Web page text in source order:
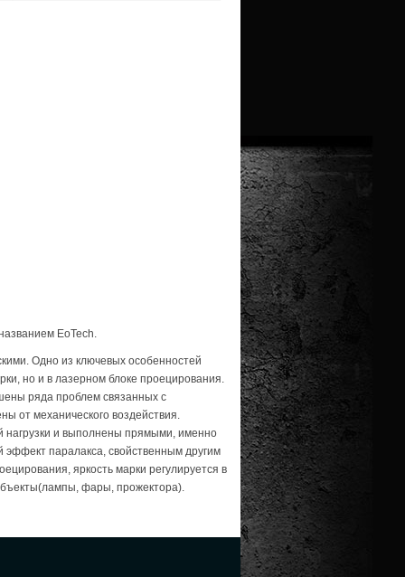
EoTech.
Одно из ключевых особенностей
но и в лазерном блоке проецирования.
ряда проблем связанных с
от механического воздействия.
нагрузки и выполнены прямыми, именно
эффект паралакса, свойственным другим
яркость марки регулируется в
фары, прожектора).